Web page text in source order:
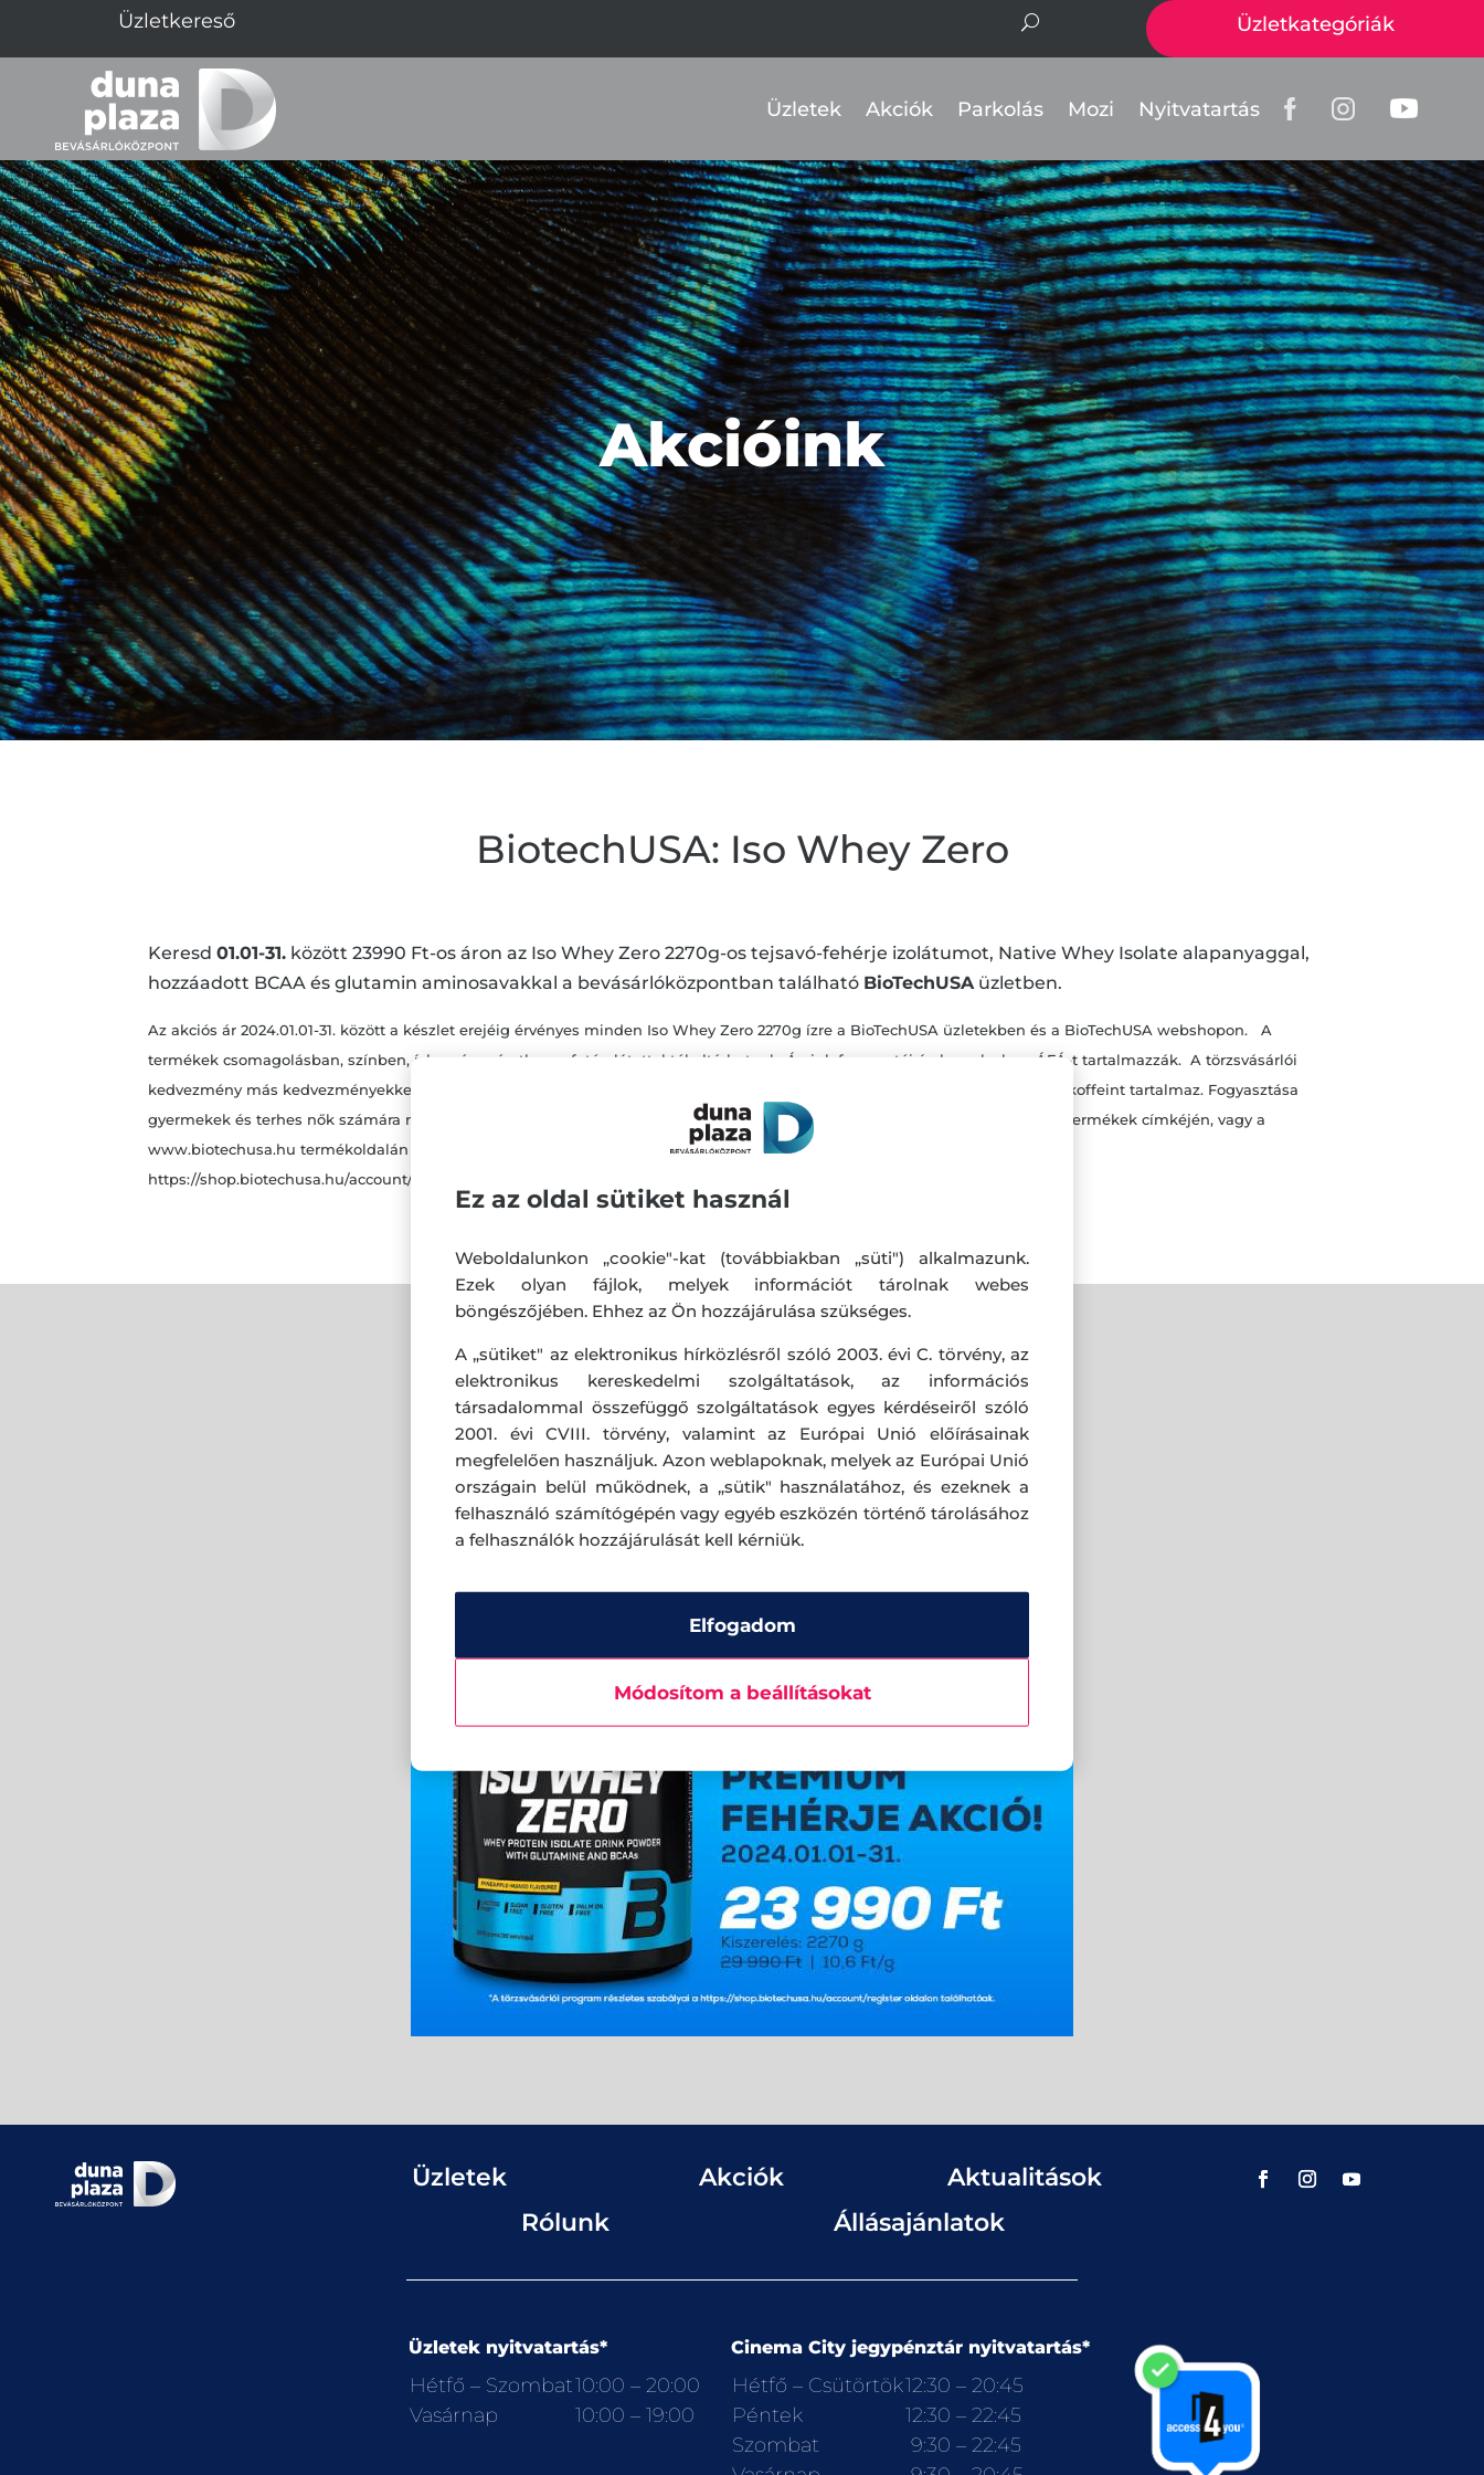
Üzletkategóriák
Üzletek Akciók Parkolás Mozi Nyitvatartás
Akcióink
BiotechUSA: Iso Whey Zero
Keresd01.01-31. között 23990 Ft-os áron az Iso Whey Zero 2270g-os tejsavó-fehérje izolátumot, Native Whey Isolate alapanyaggal,
hozzáadott BCAA és glutamin aminosavakkal a bevásárlóközpontban található BioTechUSAüzletben.
Az akciós ár 2024.01.01-31. között a készlet erejéig érvényes minden Iso Whey Zero 2270g ízre a BioTechUSA üzletekben és a BioTechUSA webshopon. A
termékek csomagolásban, színben, ízben és méretben a fotón látottaktól eltérhetnek. Áraink fogyasztói árak, melyek az ÁFÁ-t tartalmazzák. A törzsvásárlói
kedvezmény más kedvezményekkel nem vonható össze. Két akció egymással össze nem vonható. A Caffé Latte ízű változat koffeint tartalmaz. Fogyasztása
gyermekek és terhes nők számára nem ajánlott. Vásárláskor és a fogyasztás megkezdése előtt minden esetben olvassa el a termékek címkéjén, vagy a
www.biotechusa.hu termékoldalán lévő információt és figyelmeztetéseket! *A törzsvásárlói program részletes szabályai a
https://shop.biotechusa.hu/account/register oldalon találhatóak.
Üzletek Akciók
Aktualitások
Rólunk
Állásajánlatok
Üzletek nyitvatartás*
Hétfő – Szombat10:00 – 20:00
Vasárnap
10:00 – 19:00
Cinema City jegypénztár nyitvatartás*
Hétfő – Csütörtök12:30 – 20:45
Péntek
12:30 – 22:45
Szombat
9:30 – 22:45
Ez az oldal sütiket használ
Weboldalunkon „cookie"-kat (továbbiakban „süti") alkalmazunk.
Ezek olyan fájlok, melyek információt tárolnak webes
böngészőjében. Ehhez az Ön hozzájárulása szükséges.
A „sütiket" az elektronikus hírközlésről szóló 2003. évi C. törvény, az
elektronikus kereskedelmi szolgáltatások, az információs
társadalommal összefüggő szolgáltatások egyes kérdéseiről szóló
2001. évi CVIII. törvény, valamint az Európai Unió előírásainak
megfelelően használjuk. Azon weblapoknak, melyek az Európai Unió
országain belül működnek, a „sütik" használatához, és ezeknek a
felhasználó számítógépén vagy egyéb eszközén történő tárolásához
a felhasználók hozzájárulását kell kérniük.
Elfogadom
Módosítom a beállításokat